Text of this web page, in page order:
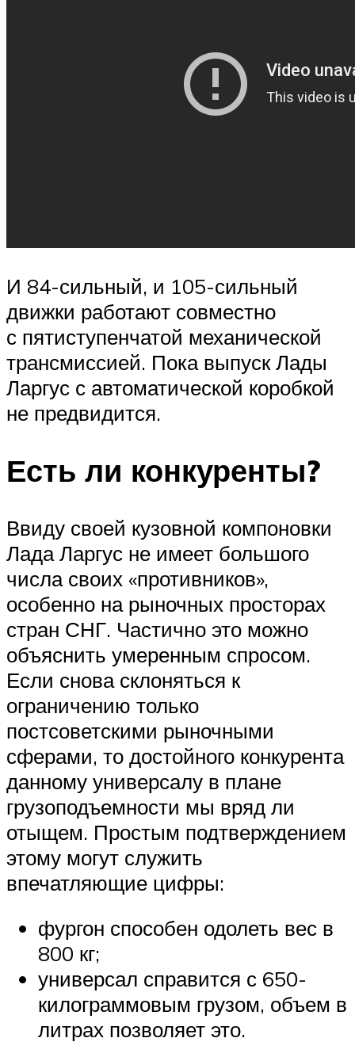
И 84-сильный, и 105-сильный
движки работают совместно
с пятиступенчатой механической
трансмиссией. Пока выпуск Лады
Ларгус с автоматической коробкой
не предвидится.
Есть ли конкуренты?
Ввиду своей кузовной компоновки
Лада Ларгус не имеет большого
числа своих «противников»,
особенно на рыночных просторах
стран СНГ. Частично это можно
объяснить умеренным спросом.
Если снова склоняться к
ограничению только
постсоветскими рыночными
сферами, то достойного конкурента
данному универсалу в плане
грузоподъемности мы вряд ли
отыщем. Простым подтверждением
этому могут служить
впечатляющие цифры:
фургон способен одолеть вес в
800 кг;
универсал справится с 650-
килограммовым грузом, объем в
литрах позволяет это.